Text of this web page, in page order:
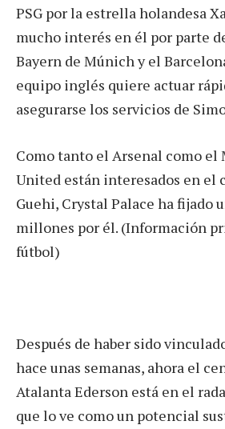
PSG por la estrella holandesa
mucho interés en él por parte
Bayern de Múnich y el
equipo inglés quiere actuar
asegurarse los servicios de
Como tanto el Arsenal como el
United están interesados en el
Guehi, Crystal Palace ha fijado
millones por él. (Información
fútbol)
Después de haber sido
hace unas semanas, ahora el
Atalanta Ederson está en el
que lo ve como un potencial